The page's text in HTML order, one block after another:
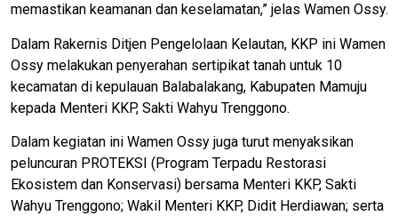
memastikan keamanan dan keselamatan,” jelas Wamen Ossy.
Dalam Rakernis Ditjen Pengelolaan Kelautan, KKP ini Wamen
Ossy melakukan penyerahan sertipikat tanah untuk 10
kecamatan di kepulauan Balabalakang, Kabupaten Mamuju
kepada Menteri KKP, Sakti Wahyu Trenggono.
Dalam kegiatan ini Wamen Ossy juga turut menyaksikan
peluncuran PROTEKSI (Program Terpadu Restorasi
Ekosistem dan Konservasi) bersama Menteri KKP, Sakti
Wahyu Trenggono; Wakil Menteri KKP, Didit Herdiawan; serta